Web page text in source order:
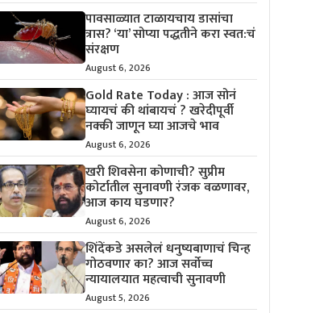
पावसाळ्यात टाळायचाय डासांचा
त्रास? ‘या’ सोप्या पद्धतीने करा स्वत:चं
संरक्षण
August 6, 2026
Gold Rate Today : आज सोनं
घ्यायचं की थांबायचं ? खरेदीपूर्वी
नक्की जाणून घ्या आजचे भाव
August 6, 2026
खरी शिवसेना कोणाची? सुप्रीम
कोर्टातील सुनावणी रंजक वळणावर,
आज काय घडणार?
August 6, 2026
शिंदेंकडे असलेलं धनुष्यबाणाचं चिन्ह
गोठवणार का? आज सर्वोच्च
न्यायालयात महत्वाची सुनावणी
August 5, 2026